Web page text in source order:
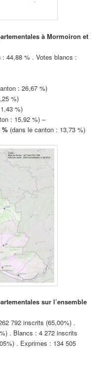
à Mormoiron et
44,88 % . Votes blancs :
: 26,67 %)
%)
%)
: 15,92 %) –
% (dans le canton : 13,73 %)
sur l’ensemble
792 inscrits (65,00%) .
. Blancs : 4 272 inscrits
. Exprimes : 134 505